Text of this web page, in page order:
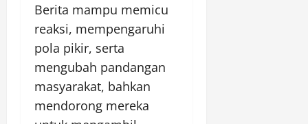
Berita mampu memicu
reaksi, mempengaruhi
pola pikir, serta
mengubah pandangan
masyarakat, bahkan
mendorong mereka